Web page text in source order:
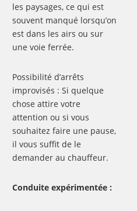
les paysages, ce qui est
souvent manqué lorsqu’on
est dans les airs ou sur
une voie ferrée.
Possibilité d’arrêts
improvisés : Si quelque
chose attire votre
attention ou si vous
souhaitez faire une pause,
il vous suffit de le
demander au chauffeur.
Conduite expérimentée :